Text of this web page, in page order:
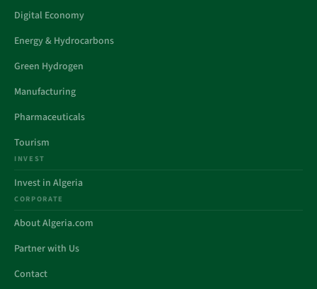
Digital Economy
Energy & Hydrocarbons
Green Hydrogen
Manufacturing
Pharmaceuticals
Tourism
INVEST
Invest in Algeria
CORPORATE
About Algeria.com
Partner with Us
Contact